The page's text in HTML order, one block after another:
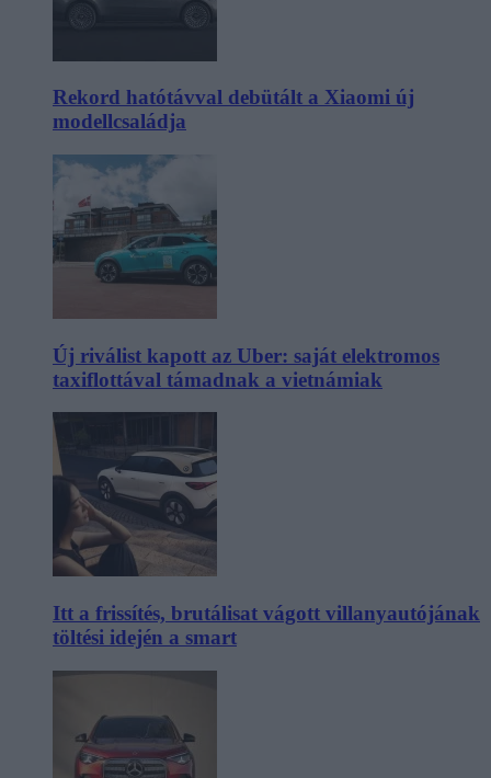
Rekord hatótávval debütált a Xiaomi új
modellcsaládja
Új riválist kapott az Uber: saját elektromos
taxiflottával támadnak a vietnámiak
Itt a frissítés, brutálisat vágott villanyautójának
töltési idején a smart